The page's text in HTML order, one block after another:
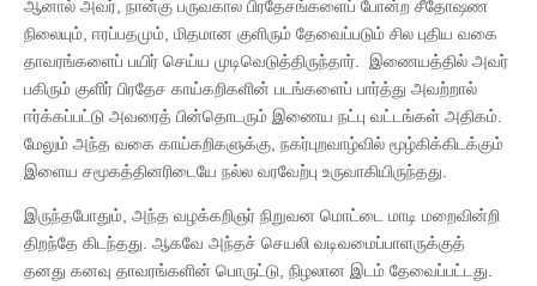
ஆனால் அவர், நான்கு பருவகால பிரதேசங்களைப் போன்ற சீதோஷண
நிலையும், ஈரப்பதமும், மிதமான குளிரும் தேவைப்படும் சில புதிய வகை
தாவரங்களைப் பயிர் செய்ய முடிவெடுத்திருந்தார். இணையத்தில் அவர்
பகிரும் குளிர் பிரதேச காய்கறிகளின் படங்களைப் பார்த்து அவற்றால்
ஈர்க்கப்பட்டு அவரைத் பின்தொடரும் இணைய நட்பு வட்டங்கள் அதிகம்.
மேலும் அந்த வகை காய்கறிகளுக்கு, நகர்புறவாழ்வில் மூழ்கிக்கிடக்கும்
இளைய சமூகத்தினரிடையே நல்ல வரவேற்பு உருவாகியிருந்தது.
இருந்தபோதும், அந்த வழக்கறிஞர் நிறுவன மொட்டை மாடி மறைவின்றி
திறந்தே கிடந்தது. ஆகவே அந்தச் செயலி வடிவமைப்பாளருக்குத்
தனது கனவு தாவரங்களின் பொருட்டு, நிழலான இடம் தேவைப்பட்டது.